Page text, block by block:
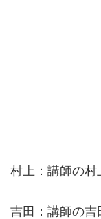
村上：講師の村
吉田：講師の吉